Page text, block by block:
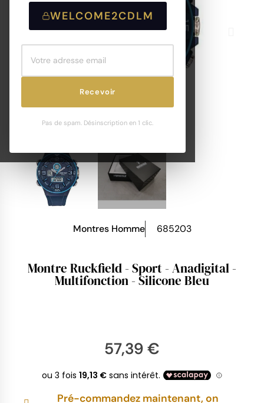
WELCOME2CDLM
Recevoir
Pas de spam. Désinscription en 1 clic.
Montres Homme 685203
Montre Ruckfield - Sport - Anadigital -
Multifonction - Silicone Bleu
57,39 €
Pré-commandez maintenant, on